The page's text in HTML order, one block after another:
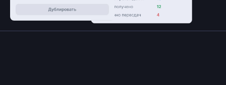
Фиксация правильных и неправильных действий.
Отчет об ошибках